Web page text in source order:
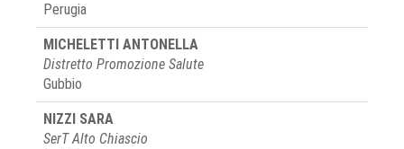
Perugia
MICHELETTI ANTONELLA
Distretto Promozione Salute
Gubbio
NIZZI SARA
SerT Alto Chiascio